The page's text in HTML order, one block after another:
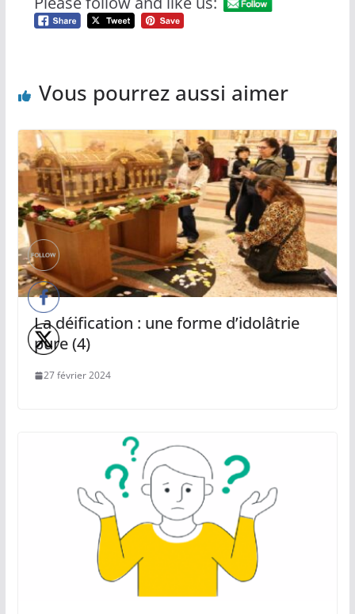
Vous pourrez aussi aimer
La déification : une forme d’idolâtrie
pure (4)
27 février 2024